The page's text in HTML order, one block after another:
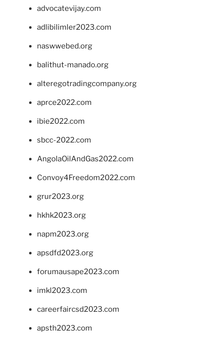
advocatevijay.com
adlibilimler2023.com
naswwebed.org
balithut-manado.org
alteregotradingcompany.org
aprce2022.com
ibie2022.com
sbcc-2022.com
AngolaOilAndGas2022.com
Convoy4Freedom2022.com
grur2023.org
hkhk2023.org
napm2023.org
apsdfd2023.org
forumausape2023.com
imkl2023.com
careerfaircsd2023.com
apsth2023.com